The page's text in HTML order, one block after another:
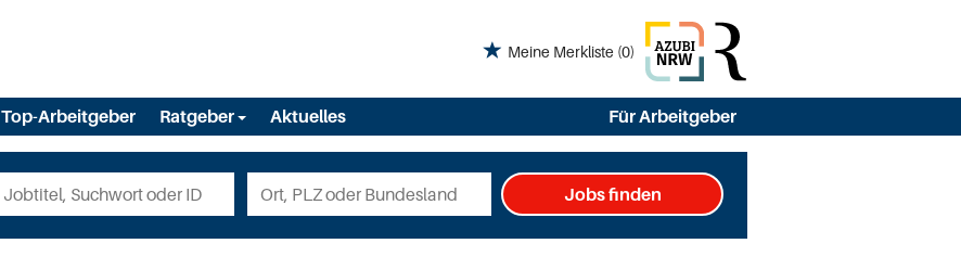
Meine Merkliste (0)
Top-Arbeitgeber Ratgeber Aktuelles Für Arbeitgeber
Jobs finden